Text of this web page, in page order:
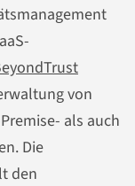
von
als auch
Die
den